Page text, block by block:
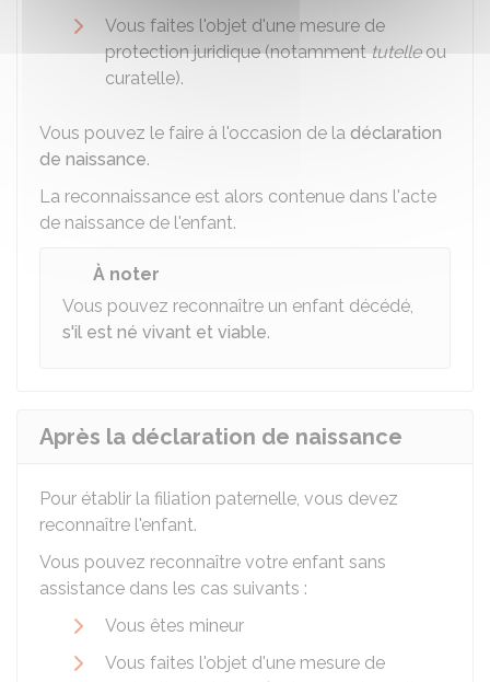
Vous faites l'objet d'une mesure de
protection juridique (notammenttutelleou
curatelle).
Vous pouvez le faire à l'occasion de la déclaration
de naissance.
La reconnaissance est alors contenue dans l'acte
de naissance de l'enfant.
À noter
Vous pouvez reconnaître un enfant décédé,
s'il est né vivant et viable.
Après la déclaration de naissance
Pour établir la filiation paternelle, vous devez
reconnaître l'enfant.
Vous pouvez reconnaître votre enfant sans
assistance dans les cas suivants :
Vous êtes mineur
Vous faites l'objet d'une mesure de